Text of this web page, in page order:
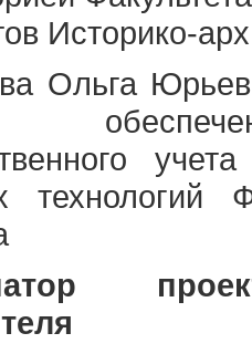
Историко-
Ольга
технологий